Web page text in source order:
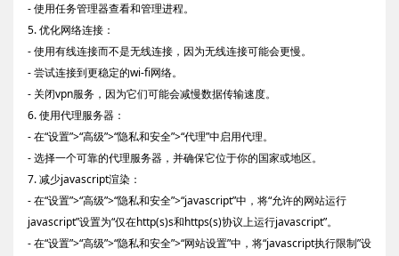
- 使用任务管理器查看和管理进程。
5. 优化网络连接：
- 使用有线连接而不是无线连接，因为无线连接可能会更慢。
- 尝试连接到更稳定的wi-fi网络。
- 关闭vpn服务，因为它们可能会减慢数据传输速度。
6. 使用代理服务器：
- 在“设置”>“高级”>“隐私和安全”>“代理”中启用代理。
- 选择一个可靠的代理服务器，并确保它位于你的国家或地区。
7. 减少javascript渲染：
- 在“设置”>“高级”>“隐私和安全”>“javascript”中，将“允许的网站运行
javascript”设置为“仅在http(s)s和https(s)协议上运行javascript”。
- 在“设置”>“高级”>“隐私和安全”>“网站设置”中，将“javascript执行限制”设